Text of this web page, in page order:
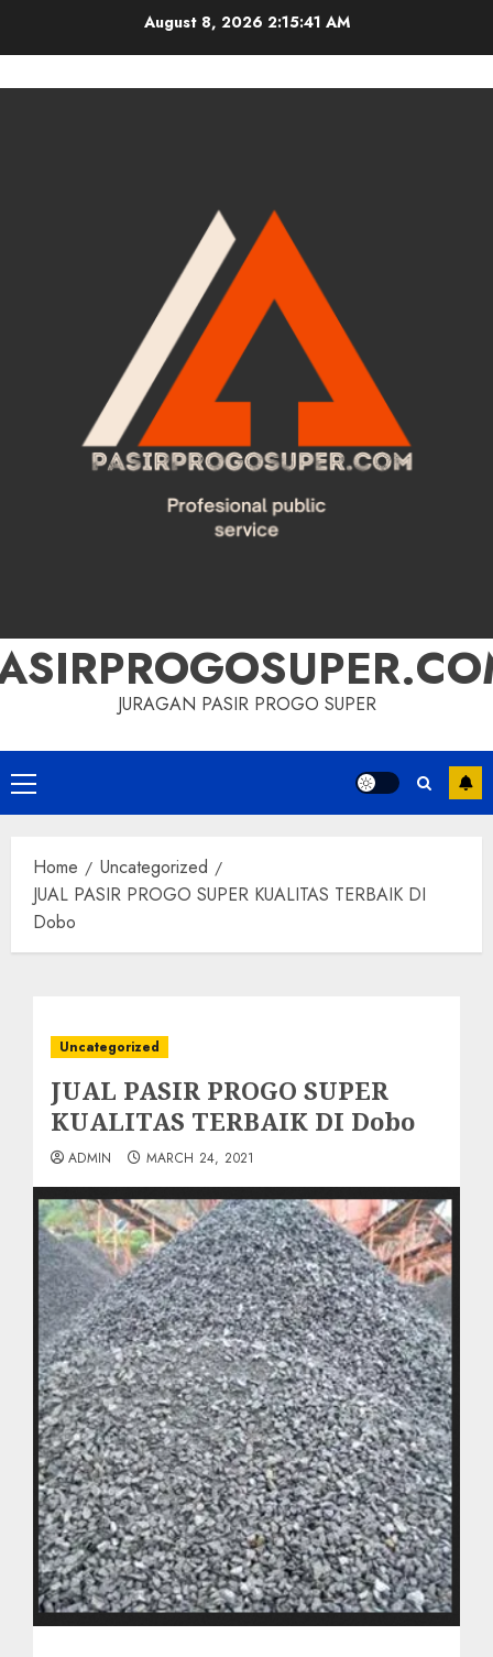
August 8, 2026 2:15:42 AM
JURAGAN PASIR PROGO SUPER
Primary
Menu
Home
Uncategorized
JUAL PASIR PROGO SUPER KUALITAS TERBAIK DI
Dobo
Uncategorized
JUAL PASIR PROGO SUPER
KUALITAS TERBAIK DI Dobo
ADMIN MARCH 24, 2021